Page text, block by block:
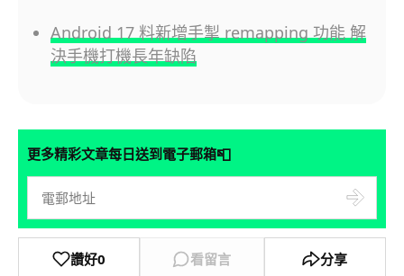
Android 17 料新增手掣 remapping 功能 解
決手機打機長年缺陷
更多精彩文章每日送到電子郵箱📮
讚好0 看留言 分享